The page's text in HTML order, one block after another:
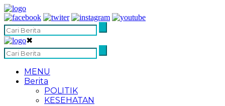
✖
MENU
Berita
POLITIK
KESEHATAN